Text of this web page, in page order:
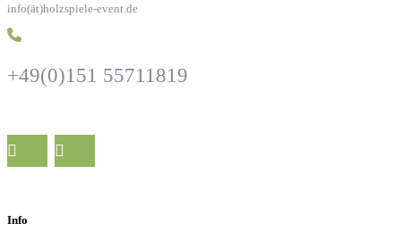
info(ät)holzspiele-event.de
+49(0)151 55711819
Info